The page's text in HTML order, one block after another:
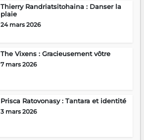
Thierry Randriatsitohaina : Danser la
plaie
24 mars 2026
The Vixens : Gracieusement vôtre
7 mars 2026
Prisca Ratovonasy : Tantara et identité
3 mars 2026